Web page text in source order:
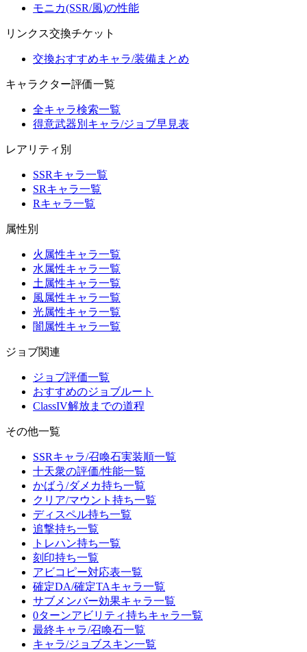
モニカ(SSR/風)の性能
リンクス交換チケット
交換おすすめキャラ/装備まとめ
キャラクター評価一覧
全キャラ検索一覧
得意武器別キャラ/ジョブ早見表
レアリティ別
SSRキャラ一覧
SRキャラ一覧
Rキャラ一覧
属性別
火属性キャラ一覧
水属性キャラ一覧
土属性キャラ一覧
風属性キャラ一覧
光属性キャラ一覧
闇属性キャラ一覧
ジョブ関連
ジョブ評価一覧
おすすめのジョブルート
ClassIV解放までの道程
その他一覧
SSRキャラ/召喚石実装順一覧
十天衆の評価/性能一覧
かばう/ダメカ持ち一覧
クリア/マウント持ち一覧
ディスペル持ち一覧
追撃持ち一覧
トレハン持ち一覧
刻印持ち一覧
アビコピー対応表一覧
確定DA/確定TAキャラ一覧
サブメンバー効果キャラ一覧
0ターンアビリティ持ちキャラ一覧
最終キャラ/召喚石一覧
キャラ/ジョブスキン一覧